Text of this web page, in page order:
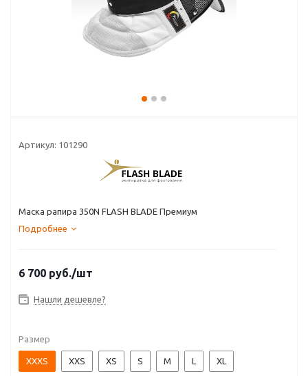
Артикул: 101290
Маска рапира 350N FLASH BLADE Премиум
Подробнее
6 700 руб./шт
Нашли дешевле?
Размер
XXXS XXS XS S M L XL